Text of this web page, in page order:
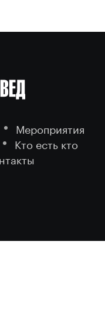
Мероприятия
Кто есть кто